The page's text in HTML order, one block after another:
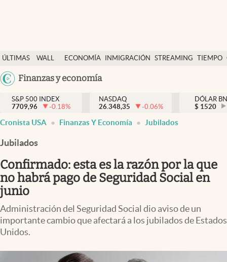
ÚLTIMAS
NOTICIAS
WALL
DÓLAR
ECONOMÍA INMIGRACIÓN STREAMING TIEMPO
México
Finanzas y economía
Finanzas y economía
Wall Street y dólar
Inmigración
Espiritual
Streaming
PC y mobile
Lifestyle
S&P 500 INDEX
7709,96
-0.18%
NASDAQ
26.348,35
-0.06%
DÓLAR
$ 1520
Cronista USA Finanzas Y Economía Jubilados
Jubilados
Confirmado: esta es la razón por la que
no habrá pago de Seguridad Social en
junio
Administración del Seguridad Social dio aviso de un
importante cambio que afectará a los jubilados de Estados
Unidos.